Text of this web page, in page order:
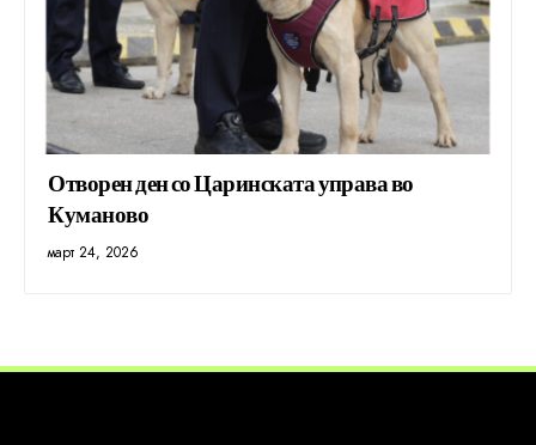
Отворен ден со Царинската управа во
Куманово
март 24, 2026